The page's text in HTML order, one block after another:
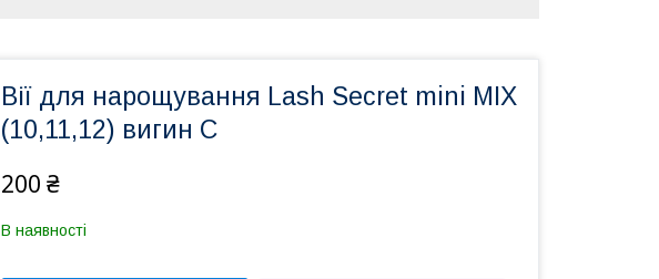
Вії для нарощування Lash Secret mini MIX
(10,11,12) вигин С
200 ₴
В наявності